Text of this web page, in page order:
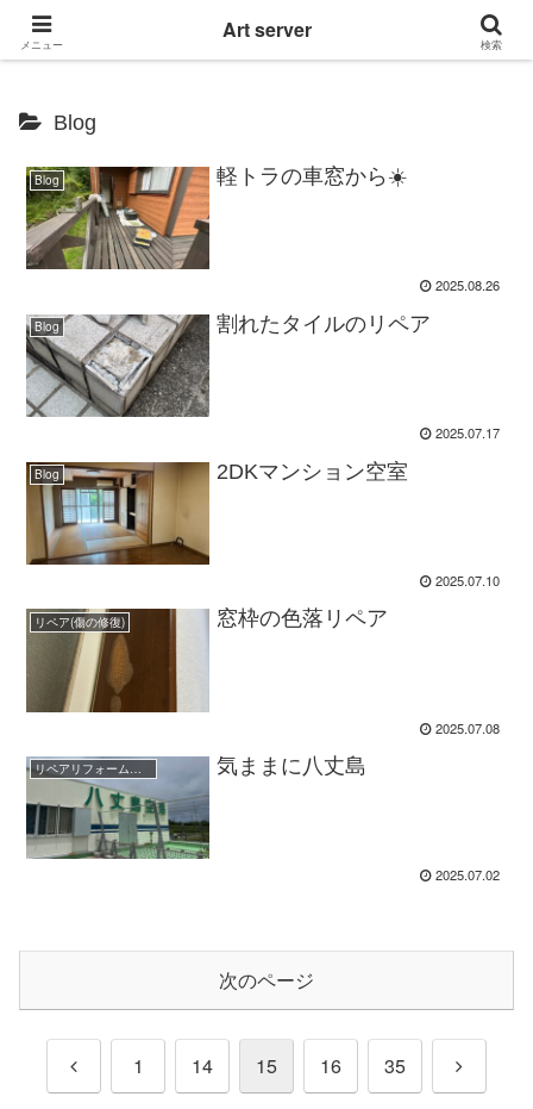
Blog
Blog 軽トラの車窓から☀️
2025.08.26
Blog 割れたタイルのリペア
2025.07.17
Blog 2DKマンション空室
2025.07.10
リペア(傷の修復) 窓枠の色落リペア
2025.07.08
リペアリフォーム職人のBlog 気ままに八丈島
2025.07.02
次のページ
前
1 14 15 16 35
次
メニュー
Art server
検索